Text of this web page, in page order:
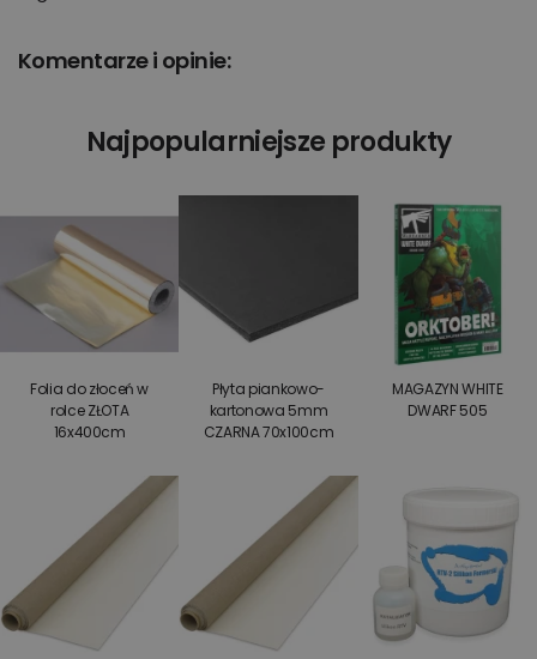
Komentarze i opinie:
Najpopularniejsze produkty
Folia do złoceń w
rolce ZŁOTA
16x400cm
Płyta piankowo-
kartonowa 5mm
CZARNA 70x100cm
MAGAZYN WHITE
DWARF 505